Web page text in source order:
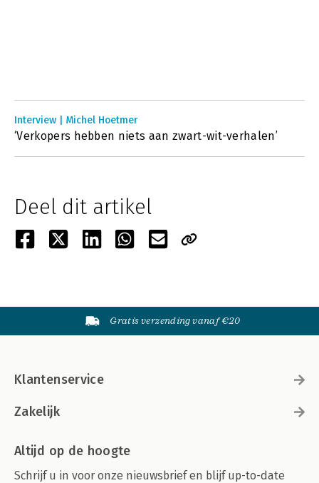
Interview | Michel Hoetmer
‘Verkopers hebben niets aan zwart-wit-verhalen’
Deel dit artikel
Gratis verzending vanaf €20
Klantenservice
Zakelijk
Altijd op de hoogte
Schrijf u in voor onze nieuwsbrief en blijf up-to-date